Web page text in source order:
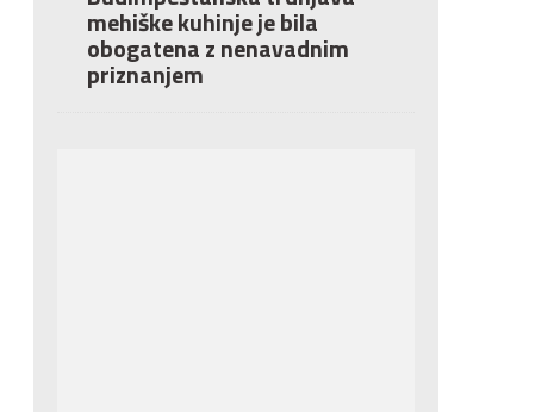
mehiške kuhinje je bila
obogatena z nenavadnim
priznanjem